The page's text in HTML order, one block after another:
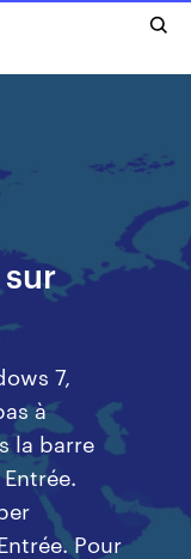
7,
à
la barre
Pour